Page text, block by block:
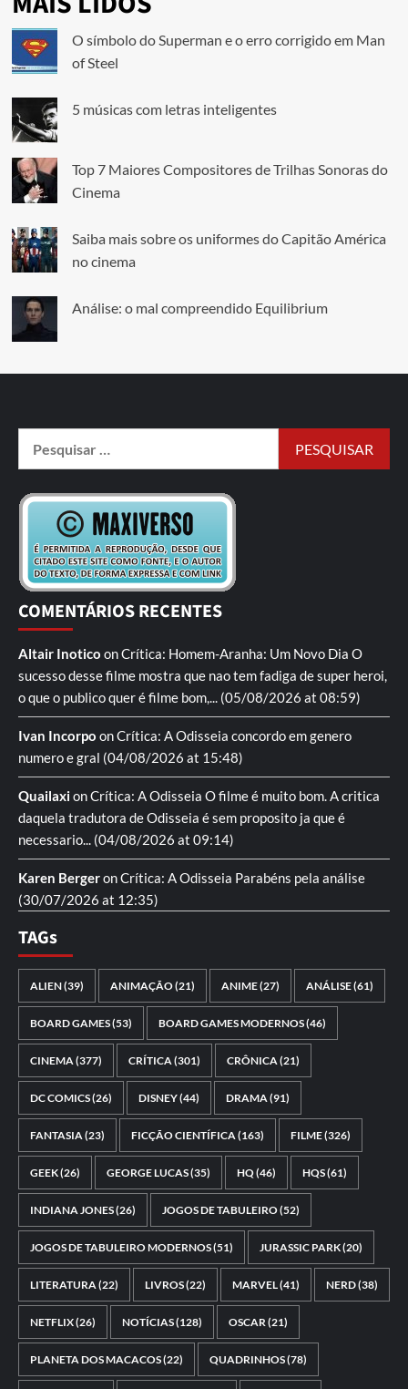
O símbolo do Superman e o erro corrigido em Man
of Steel
5 músicas com letras inteligentes
Top 7 Maiores Compositores de Trilhas Sonoras do
Cinema
Saiba mais sobre os uniformes do Capitão América
no cinema
Análise: o mal compreendido Equilibrium
COMENTÁRIOS RECENTES
Altair Inotico onCrítica: Homem-Aranha: Um Novo Dia O
sucesso desse filme mostra que nao tem fadiga de super heroi,
o que o publico quer é filme bom,... (05/08/2026 at 08:59)
Ivan Incorpo onCrítica: A Odisseia concordo em genero
numero e gral (04/08/2026 at 15:48)
QuailaxionCrítica: A Odisseia O filme é muito bom. A critica
daquela tradutora de Odisseia é sem proposito ja que é
necessario... (04/08/2026 at 09:14)
Karen BergeronCrítica: A Odisseia Parabéns pela análise
(30/07/2026 at 12:35)
TAGs
ALIEN(39) ANIMAÇÃO(21) ANIME(27) ANÁLISE(61)
BOARD GAMES(53) BOARD GAMES MODERNOS(46)
CINEMA(377) CRÍTICA(301) CRÔNICA(21)
DC COMICS(26) DISNEY(44) DRAMA(91)
FANTASIA(23) FICÇÃO CIENTÍFICA(163) FILME(326)
GEEK(26) GEORGE LUCAS(35) HQ(46) HQS(61)
INDIANA JONES(26) JOGOS DE TABULEIRO(52)
JOGOS DE TABULEIRO MODERNOS(51) JURASSIC PARK(20)
LITERATURA(22) LIVROS(22) MARVEL(41) NERD(38)
NETFLIX(26) NOTÍCIAS(128) OSCAR(21)
PLANETA DOS MACACOS(22) QUADRINHOS(78)